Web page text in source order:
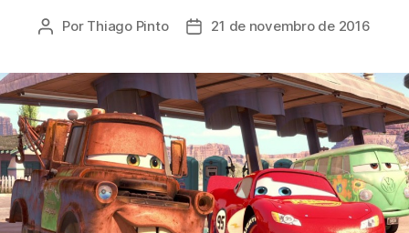
Autor
Por Thiago Pinto
Data21 de novembro de 2016